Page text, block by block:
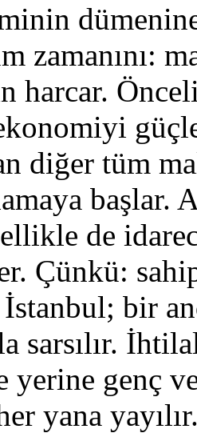
zamanını:
harcar.
diğer tüm
başlar.
de
Çünkü:
bir
sarsılır.
genç
yana